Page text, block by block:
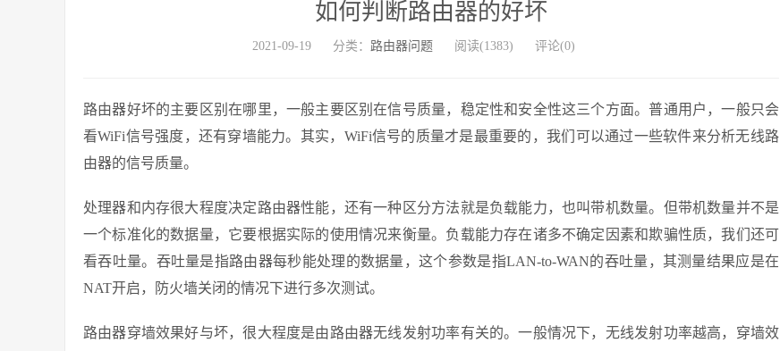
如何判断路由器的好坏
2021-09-19 分类： 路由器问题 阅读(1383) 评论(0)
路由器好坏的主要区别在哪里，一般主要区别在信号质量，稳定性和安全性这三个方面。普通用户，一般只会
看WiFi信号强度，还有穿墙能力。其实，WiFi信号的质量才是最重要的，我们可以通过一些软件来分析无线路
由器的信号质量。
处理器和内存很大程度决定路由器性能，还有一种区分方法就是负载能力，也叫带机数量。但带机数量并不是
一个标准化的数据量，它要根据实际的使用情况来衡量。负载能力存在诸多不确定因素和欺骗性质，我们还可
看吞吐量。吞吐量是指路由器每秒能处理的数据量，这个参数是指LAN-to-WAN的吞吐量，其测量结果应是在
NAT开启，防火墙关闭的情况下进行多次测试。
路由器穿墙效果好与坏，很大程度是由路由器无线发射功率有关的。一般情况下，无线发射功率越高，穿墙效